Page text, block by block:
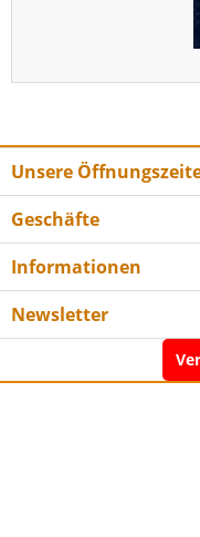
Unsere
Geschäfte
Informationen
Newsletter